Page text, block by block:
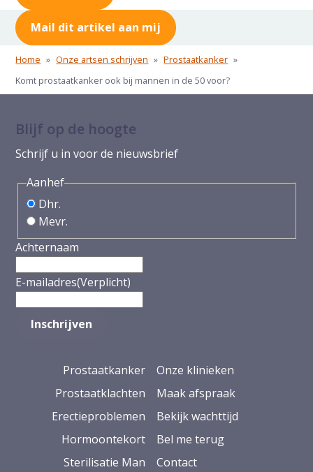
Mail dit artikel aan mij
Home » Onze artsen schrijven » Prostaatkanker »
Komt prostaatkanker ook bij mannen in de 50 voor?
Blijf op de hoogte
Schrijf u in voor de nieuwsbrief
Aanhef
Dhr.
Mevr.
Achternaam
E-mailadres(Verplicht)
Prostaatkanker
Prostaatklachten
Erectieproblemen
Hormoontekort
Sterilisatie Man
Onze klinieken
Maak afspraak
Bekijk wachttijd
Bel me terug
Contact